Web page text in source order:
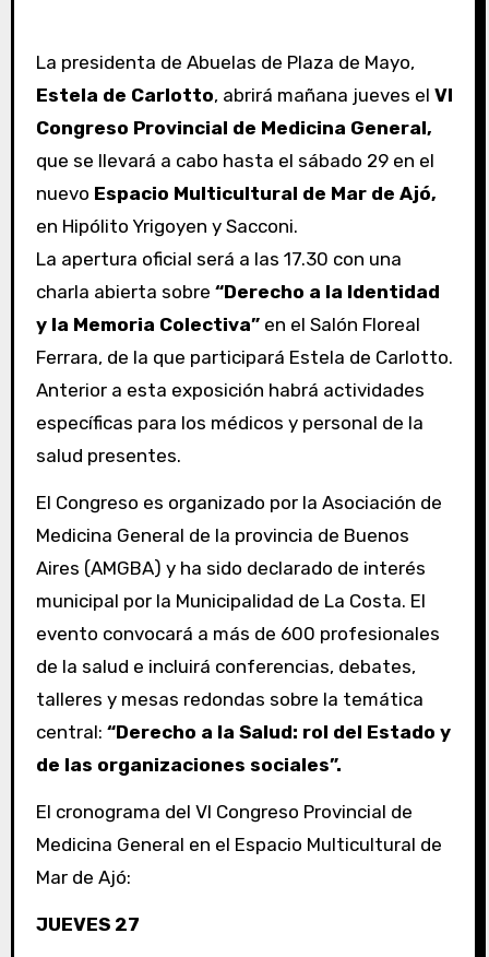
La presidenta de Abuelas de Plaza de Mayo,
Estela de Carlotto, abrirá mañana jueves el VI
Congreso Provincial de Medicina General,
que se llevará a cabo hasta el sábado 29 en el
nuevo Espacio Multicultural de Mar de Ajó,
en Hipólito Yrigoyen y Sacconi.
La apertura oficial será a las 17.30 con una
charla abierta sobre “Derecho a la Identidad
y la Memoria Colectiva”en el Salón Floreal
Ferrara, de la que participará Estela de Carlotto.
Anterior a esta exposición habrá actividades
específicas para los médicos y personal de la
salud presentes.
El Congreso es organizado por la Asociación de
Medicina General de la provincia de Buenos
Aires (AMGBA) y ha sido declarado de interés
municipal por la Municipalidad de La Costa. El
evento convocará a más de 600 profesionales
de la salud e incluirá conferencias, debates,
talleres y mesas redondas sobre la temática
central: “Derecho a la Salud: rol del Estado y
de las organizaciones sociales”.
El cronograma del VI Congreso Provincial de
Medicina General en el Espacio Multicultural de
Mar de Ajó:
JUEVES 27